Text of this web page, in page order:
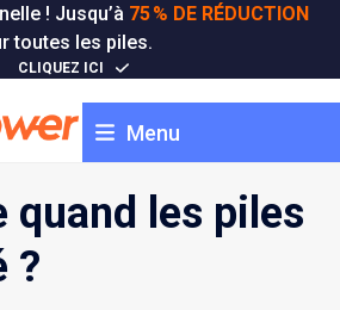
! Jusqu’à 75 % DE RÉDUCTION
toutes les piles.
CLIQUEZ ICI
Menu
quand les piles
?